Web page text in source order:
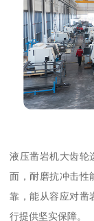
液压凿岩机大齿轮
面，耐磨抗冲击性
靠，能从容应对凿
行提供坚实保障。